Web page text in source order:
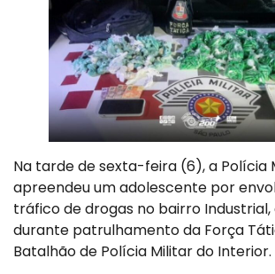
Na tarde de sexta-feira (6), a Polícia
apreendeu um adolescente por
tráfico de drogas no bairro Industrial,
durante patrulhamento da Força
Batalhão de Polícia Militar do Interior.